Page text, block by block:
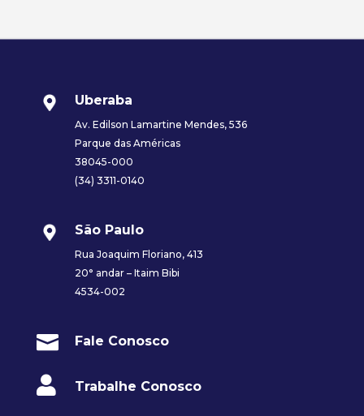
Uberaba
Av. Edilson Lamartine Mendes, 536
Parque das Américas
38045-000
(34) 3311-0140
São Paulo
Rua Joaquim Floriano, 413
20° andar – Itaim Bibi
4534-002
 Fale Conosco
 Trabalhe Conosco